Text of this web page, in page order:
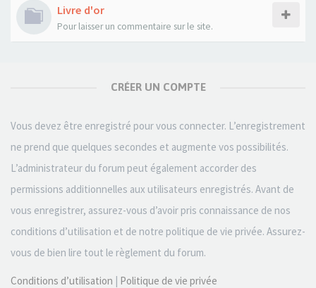
Livre d'or
Pour laisser un commentaire sur le site.
CRÉER UN COMPTE
Vous devez être enregistré pour vous connecter. L’enregistrement
ne prend que quelques secondes et augmente vos possibilités.
L’administrateur du forum peut également accorder des
permissions additionnelles aux utilisateurs enregistrés. Avant de
vous enregistrer, assurez-vous d’avoir pris connaissance de nos
conditions d’utilisation et de notre politique de vie privée. Assurez-
vous de bien lire tout le règlement du forum.
Conditions d’utilisation | Politique de vie privée